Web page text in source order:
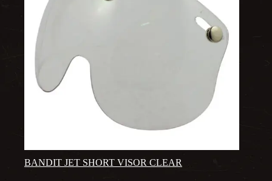
BANDIT JET SHORT VISOR CLEAR